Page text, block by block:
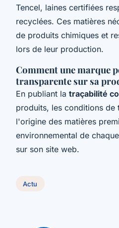
Tencel, laines certifiées
recyclées. Ces matières
de produits chimiques et
lors de leur production.
Comment une marque
transparente sur sa
En publiant la traçabilité
produits, les conditions de
l'origine des matières
environnemental de
sur son site web.
Actu